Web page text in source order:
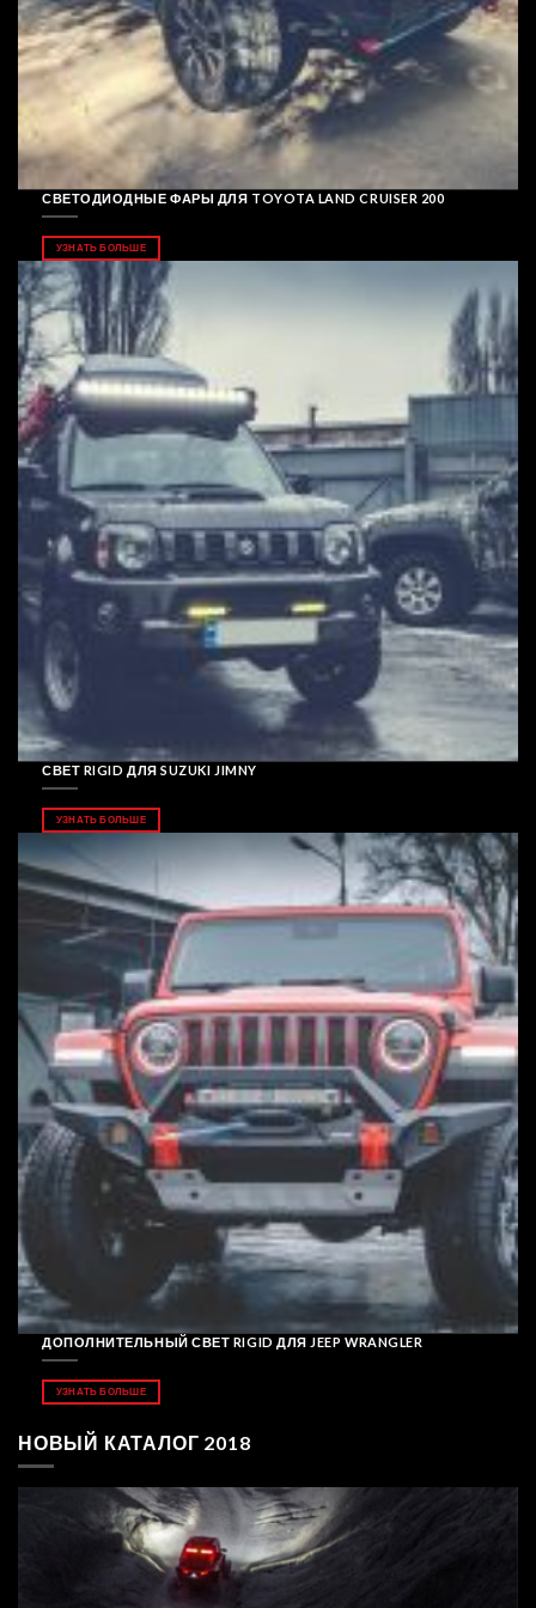
СВЕТОДИОДНЫЕ ФАРЫ ДЛЯ TOYOTA LAND CRUISER 200
УЗНАТЬ БОЛЬШЕ
СВЕТ RIGID ДЛЯ SUZUKI JIMNY
УЗНАТЬ БОЛЬШЕ
ДОПОЛНИТЕЛЬНЫЙ СВЕТ RIGID ДЛЯ JEEP WRANGLER
УЗНАТЬ БОЛЬШЕ
НОВЫЙ КАТАЛОГ 2018